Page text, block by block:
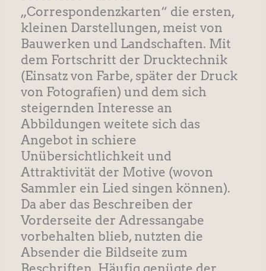
„Correspondenzkarten“ die ersten,
kleinen Darstellungen, meist von
Bauwerken und Landschaften. Mit
dem Fortschritt der Drucktechnik
(Einsatz von Farbe, später der Druck
von Fotografien) und dem sich
steigernden Interesse an
Abbildungen weitete sich das
Angebot in schiere
Unübersichtlichkeit und
Attraktivität der Motive (wovon
Sammler ein Lied singen können).
Da aber das Beschreiben der
Vorderseite der Adressangabe
vorbehalten blieb, nutzten die
Absender die Bildseite zum